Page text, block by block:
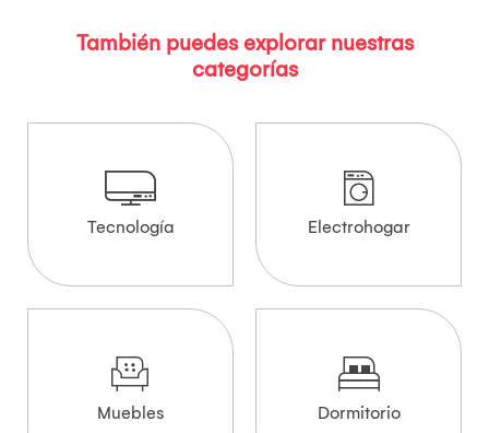
También puedes explorar nuestras
categorías
Tecnología Electrohogar
Muebles Dormitorio